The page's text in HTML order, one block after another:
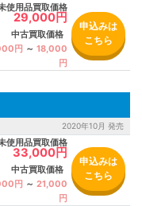
使用品買取価格
29,000円
中古買取価格
円 ～ 18,000
円
申込みは
こちら
2020年10月 発売
使用品買取価格
33,000円
中古買取価格
円 ～ 21,000
円
申込みは
こちら